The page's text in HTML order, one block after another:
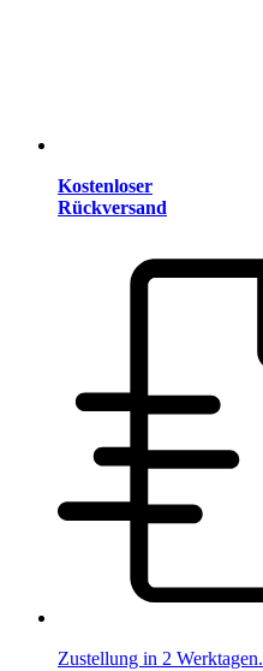
Kostenloser
Rückversand
Zustellung in 2 Werktagen.